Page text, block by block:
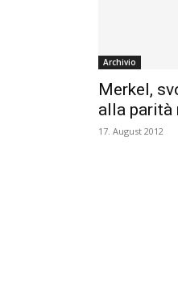
Archivio
Merkel,
alla parità
17. August 2012